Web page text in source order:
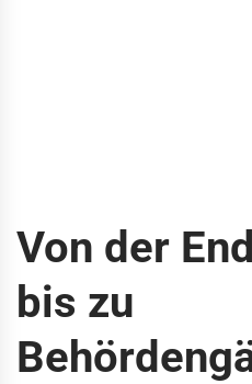
Von der
bis zu